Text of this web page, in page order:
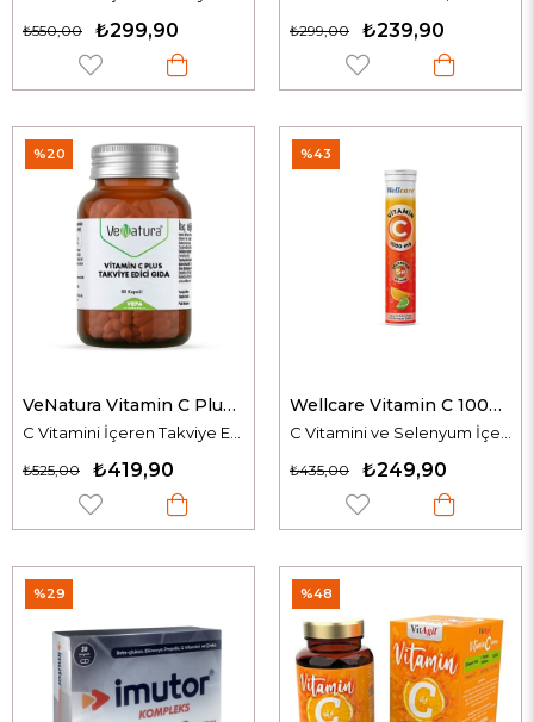
₺299,90
₺550,00 ₺239,90
₺299,00
VeNatura Vitamin C Plus 60 Kapsül
₺419,90
₺525,00
%20
Wellcare Vitamin C 1000 mg 15 Efervesan Tablet
₺249,90
₺435,00
%43
%29 %48